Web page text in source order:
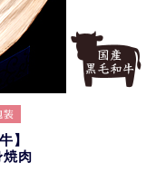
】
肉